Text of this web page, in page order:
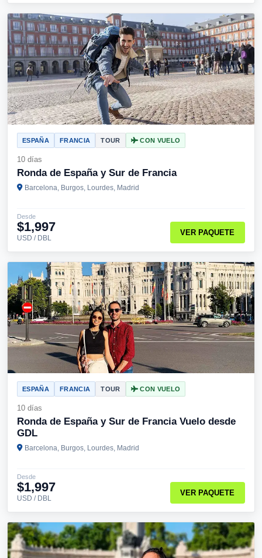
ESPAÑA FRANCIA TOUR CON VUELO
10 días
Ronda de España y Sur de Francia
Barcelona, Burgos, Lourdes, Madrid
Desde
$1,997
USD / DBL
VER PAQUETE
ESPAÑA FRANCIA TOUR CON VUELO
10 días
Ronda de España y Sur de Francia Vuelo desde
GDL
Barcelona, Burgos, Lourdes, Madrid
Desde
$1,997
USD / DBL
VER PAQUETE